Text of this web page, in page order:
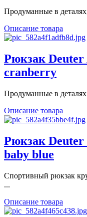
Продуманные в
Описание товара
Рюкзак
cranberry
Продуманные в
Описание товара
Рюкзак Deuter
baby blue
Спортивный рюкзак
...
Описание товара